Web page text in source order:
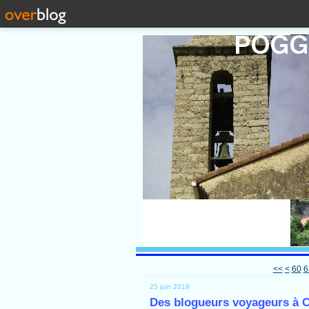
<< < 10
20
30
40
50
60
25 juin 2019
Des blogueurs voyageurs à